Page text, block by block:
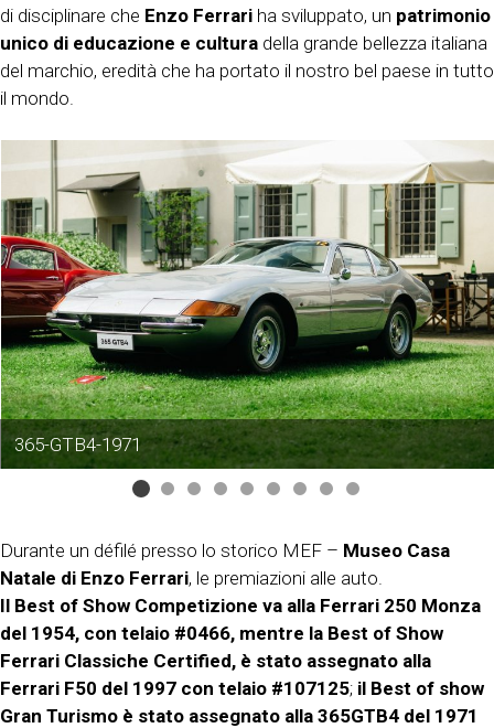
di disciplinare che Enzo Ferrari ha sviluppato, un patrimonio
unico di educazione e cultura della grande bellezza italiana
del marchio, eredità che ha portato il nostro bel paese in tutto
il mondo.
365-GTB4-1971
Durante un défilé presso lo storico MEF – Museo Casa
Natale di Enzo Ferrari, le premiazioni alle auto.
Il Best of Show Competizione va alla Ferrari 250 Monza
del 1954, con telaio #0466, mentre la Best of Show
Ferrari Classiche Certified, è stato assegnato alla
Ferrari F50 del 1997 con telaio #107125; il Best of show
Gran Turismo è stato assegnato alla 365GTB4 del 1971